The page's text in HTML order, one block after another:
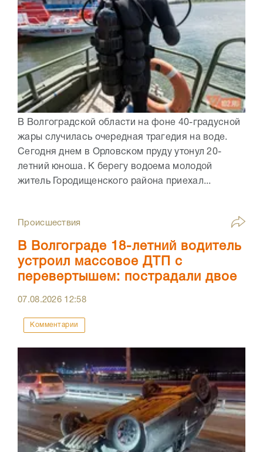
В Волгоградской области на фоне 40-градусной
жары случилась очередная трагедия на воде.
Сегодня днем в Орловском пруду утонул 20-
летний юноша. К берегу водоема молодой
житель Городищенского района приехал...
Происшествия
В Волгограде 18-летний водитель
устроил массовое ДТП с
перевертышем: пострадали двое
07.08.2026 12:58
Комментарии